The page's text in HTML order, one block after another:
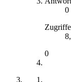
0
Zugriffe
0